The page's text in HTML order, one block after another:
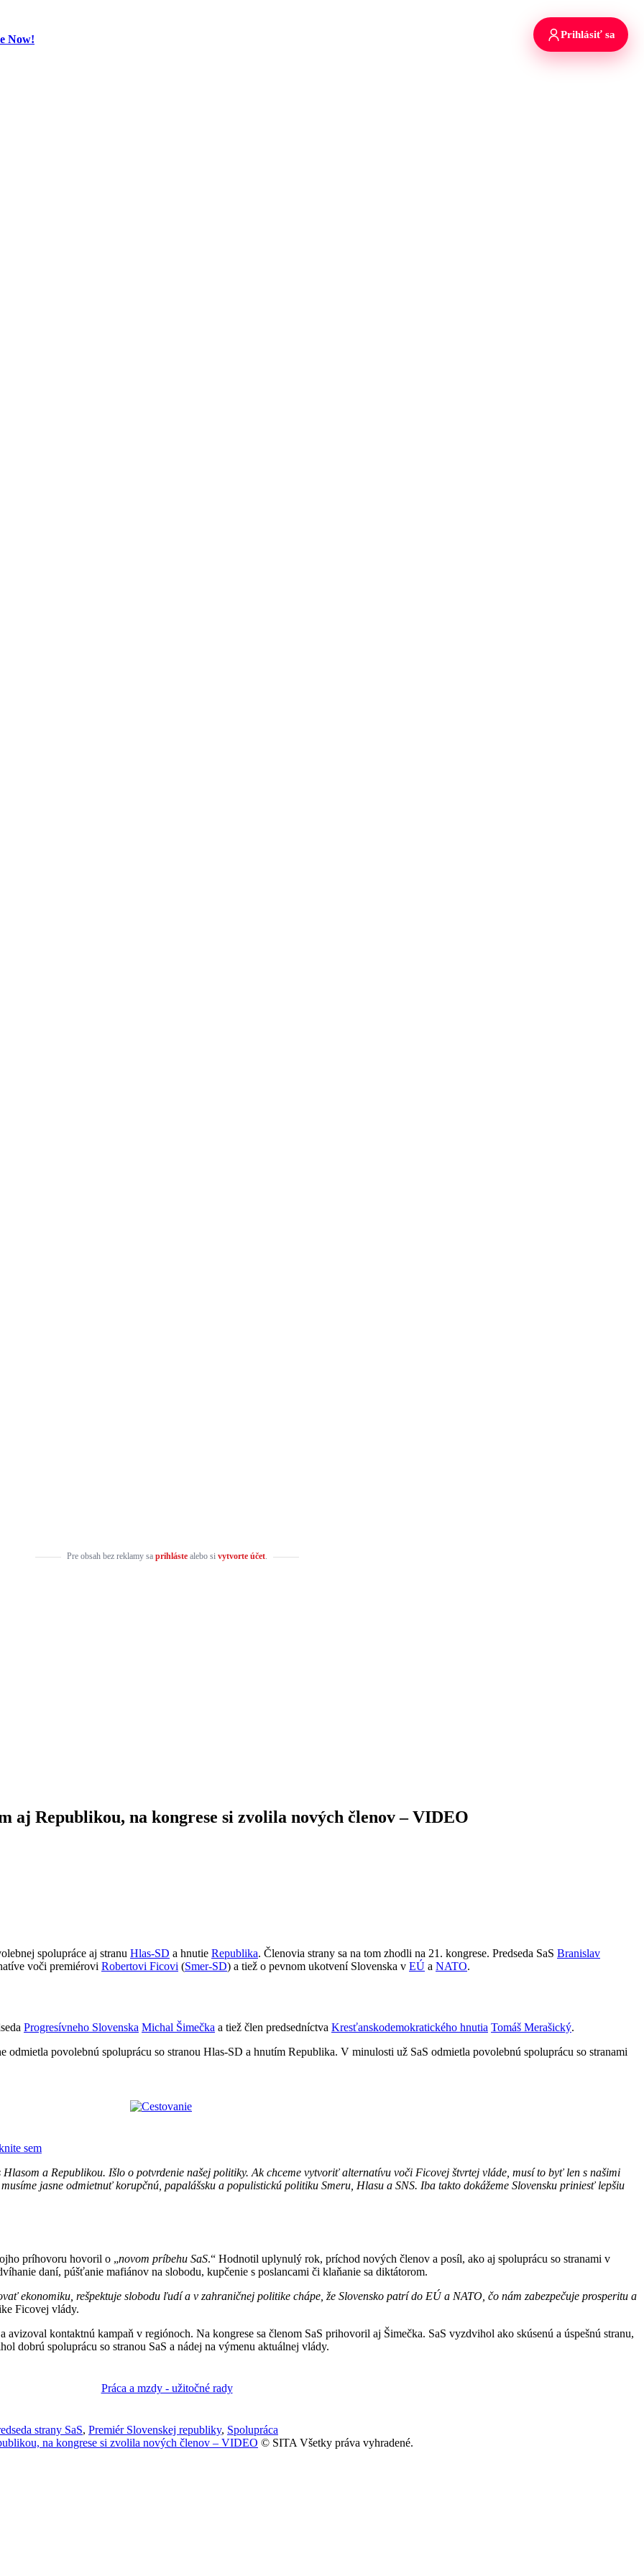
Now!
Pre obsah bez reklamy sa prihlástealebo si vytvorte účet.
aj Republikou, na kongrese si zvolila nových členov – VIDEO
spolupráce aj stranu Hlas-SD a hnutie Republika. Členovia strany sa na tom zhodli na 21. kongrese. Predseda SaS Branislav
voči premiérovi Robertovi Ficovi (Smer-SD) a tiež o pevnom ukotvení Slovenska v EÚ a NATO.
Progresívneho Slovenska Michal Šimečka a tiež člen predsedníctva Kresťanskodemokratického hnutia Tomáš Merašický.
povolebnú spoluprácu so stranou Hlas-SD a hnutím Republika. V minulosti už SaS odmietla povolebnú spoluprácu so stranami
sem
a Republikou. Išlo o potvrdenie našej politiky. Ak chceme vytvoriť alternatívu voči Ficovej štvrtej vláde, musí to byť len s našimi
jasne odmietnuť korupčnú, papalášsku a populistickú politiku Smeru, Hlasu a SNS. Iba takto dokážeme Slovensku priniesť lepšiu
príhovoru hovoril o „novom príbehu SaS.“ Hodnotil uplynulý rok, príchod nových členov a posíl, ako aj spoluprácu so stranami v
daní, púšťanie mafiánov na slobodu, kupčenie s poslancami či klaňanie sa diktátorom.
ekonomiku, rešpektuje slobodu ľudí a v zahraničnej politike chápe, že Slovensko patrí do EÚ a NATO, čo nám zabezpečuje prosperitu a
Ficovej vlády.
kontaktnú kampaň v regiónoch. Na kongrese sa členom SaS prihovoril aj Šimečka. SaS vyzdvihol ako skúsenú a úspešnú stranu,
dobrú spoluprácu so stranou SaS a nádej na výmenu aktuálnej vlády.
strany SaS, Premiér Slovenskej republiky, Spolupráca
na kongrese si zvolila nových členov – VIDEO © SITA Všetky práva vyhradené.
Prihlásiť sa